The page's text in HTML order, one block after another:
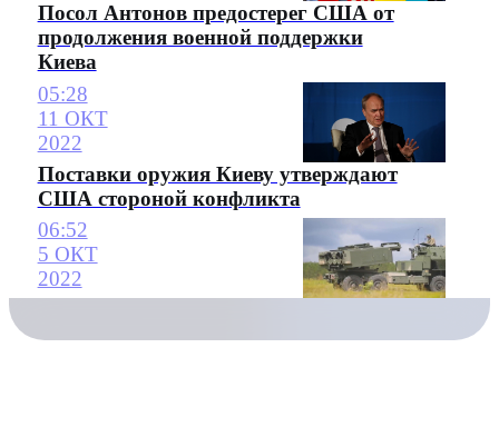
Посол Антонов предостерег США от
продолжения военной поддержки
Киева
05:28
11 ОКТ
2022
Поставки оружия Киеву утверждают
США стороной конфликта
06:52
5 ОКТ
2022